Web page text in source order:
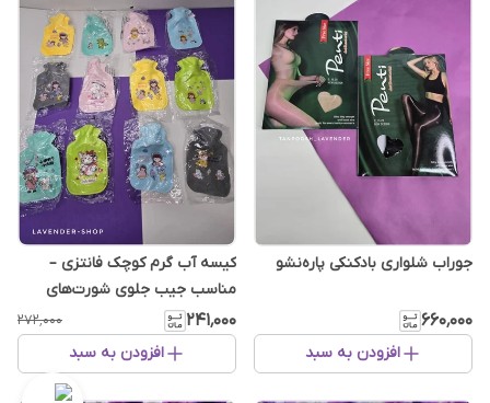
جوراب شلواری بادکنکی پاره‌نشو
۶۶۰٬۰۰۰
افزودن به سبد
کیسه آب گرم کوچک فانتزی –
مناسب جیب جلوی شورت‌های
پریودی
۲۴۱٬۰۰۰ ۲۷۲٬۰۰۰
افزودن به سبد